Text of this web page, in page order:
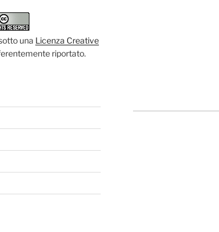
una Licenza Creative
riportato.